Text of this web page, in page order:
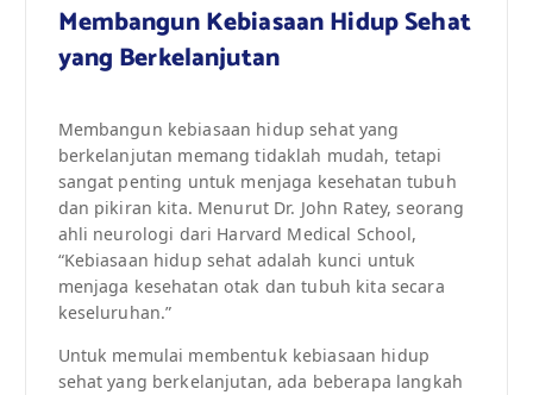
Membangun Kebiasaan Hidup Sehat
yang Berkelanjutan
Membangun kebiasaan hidup sehat yang
berkelanjutan memang tidaklah mudah, tetapi
sangat penting untuk menjaga kesehatan tubuh
dan pikiran kita. Menurut Dr. John Ratey, seorang
ahli neurologi dari Harvard Medical School,
“Kebiasaan hidup sehat adalah kunci untuk
menjaga kesehatan otak dan tubuh kita secara
keseluruhan.”
Untuk memulai membentuk kebiasaan hidup
sehat yang berkelanjutan, ada beberapa langkah